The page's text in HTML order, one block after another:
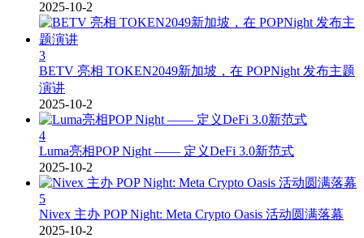
2025-10-2
3
BETV 亮相 TOKEN2049新加坡，在 POPNight 发布主题
演讲
2025-10-2
4
Luma亮相POP Night —— 定义DeFi 3.0新范式
2025-10-2
5
Nivex 主办 POP Night: Meta Crypto Oasis 活动圆满落幕
2025-10-2